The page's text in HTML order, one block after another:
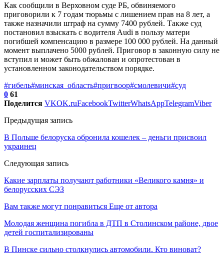
Как сообщили в Верховном суде РБ, обвиняемого
приговорили к 7 годам тюрьмы с лишением прав на 8 лет, а
также назначили штраф на сумму 7400 рублей. Также суд
постановил взыскать с водителя Audi в пользу матери
погибшей компенсацию в размере 100 000 рублей. На данный
момент выплачено 5000 рублей. Приговор в законную силу не
вступил и может быть обжалован и опротестован в
установленном законодательством порядке.
#гибель#минская_область#пригвоор#смолевичи#суд
0 61
Поделится VKOK.ruFacebookTwitterWhatsAppTelegramViber
Предыдущая запись
В Польше белоруска обронила кошелек – деньги присвоил
украинец
Следующая запись
Какие зарплаты получают работники «Великого камня» и
белорусских СЭЗ
Вам также могут понравиться Еще от автора
Молодая женщина погибла в ДТП в Столинском районе, двое
детей госпитализированы
В Пинске сильно столкнулись автомобили. Кто виноват?